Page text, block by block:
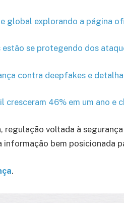
global explorando a página
se protegendo dos
contra deepfakes e
cresceram 46% em um ano e
regulação voltada à
bem posicionada
.